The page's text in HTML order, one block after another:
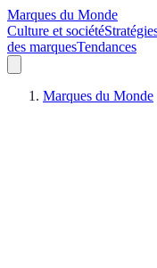
Marques du Monde
Culture et société
des marquesTendances
Marques du Monde